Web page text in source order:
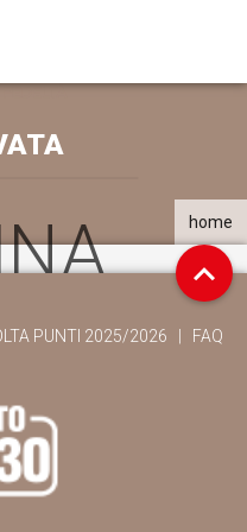
home
PUNTI 2025/2026
FAQ